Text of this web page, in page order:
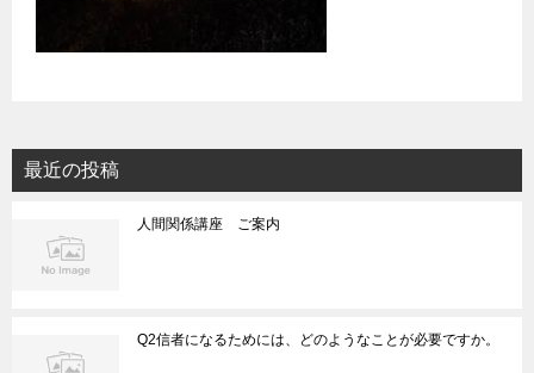
最近の投稿
人間関係講座 ご案内
Q2信者になるためには、どのようなことが必要ですか。